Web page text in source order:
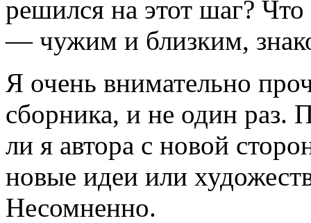
решился на этот шаг?
— чужим и близким,
Я очень внимательно
сборника, и не один раз.
ли я автора с новой
новые идеи или
Несомненно.